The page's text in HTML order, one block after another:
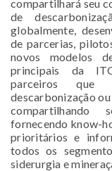
compartilhará seu
de
globalmente,
de parcerias,
novos modelos
principais da
parceiros que
descarbonização
compartilhando
fornecendo know-
prioritários e
todos os
siderurgia e